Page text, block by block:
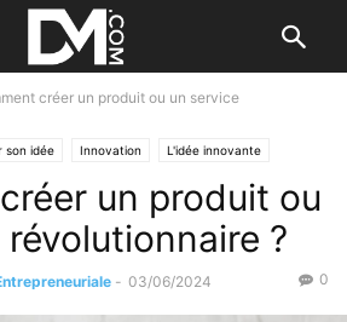
créer un produit ou un service
son idée Innovation L'idée innovante
/ invention Le B.A. BA de l'idée
un produit ou
?
- 03/06/2024 0